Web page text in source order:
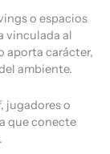
o espacios
vinculada al
aporta carácter,
ambiente.
jugadores o
que conecte